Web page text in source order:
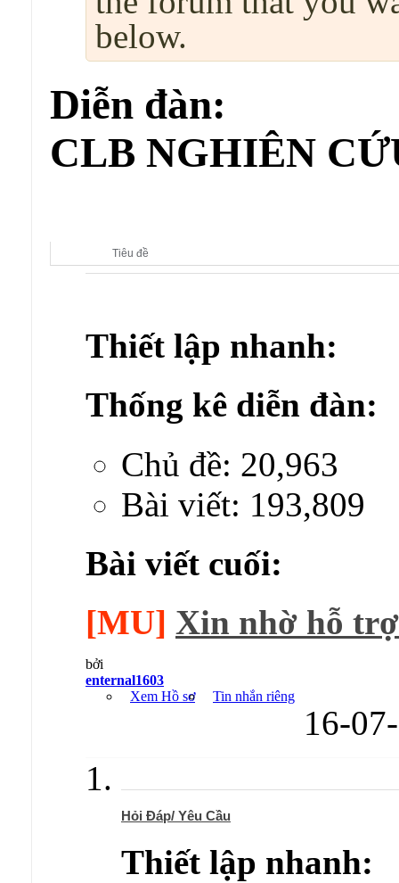
below.
Diễn đàn:
CLB NGHIÊN
Tiêu đề
Thiết lập nhanh:
Thống kê diễn đàn:
Chủ đề: 20,963
Bài viết: 193,809
Bài viết cuối:
[MU] Xin nhờ hỗ
bởi
enternal1603
Xem Hồ sơ
Tin nhắn riêng
16-
Hỏi Đáp/ Yêu Cầu
Thiết lập nhanh: